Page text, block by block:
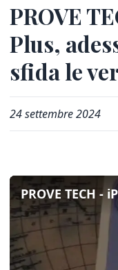
PROVE
Plus,
sfida le
24 settembre 2024